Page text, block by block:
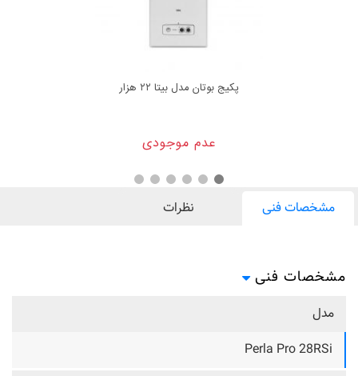
پکیج بوتان مدل بیتا ۲۲ هزار
عدم موجودی
مشخصات فنی نظرات
مشخصات فنی
مدل
Perla Pro 28RSi